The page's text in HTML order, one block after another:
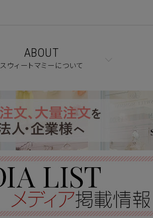
ABOUT
スウィートマミーについて